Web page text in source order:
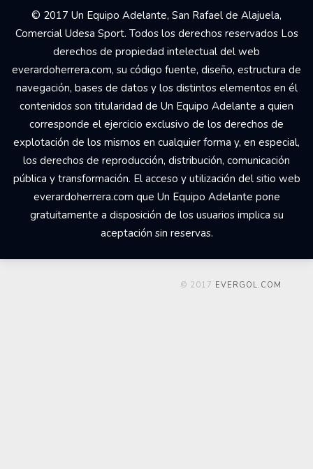
© 2017 Un Equipo Adelante, San Rafael de Alajuela,
Comercial Udesa Sport. Todos los derechos reservados Los
derechos de propiedad intelectual del web
everardoherrera.com, su código fuente, diseño, estructura de
navegación, bases de datos y los distintos elementos en él
contenidos son titularidad de Un Equipo Adelante a quien
corresponde el ejercicio exclusivo de los derechos de
explotación de los mismos en cualquier forma y, en especial,
los derechos de reproducción, distribución, comunicación
pública y transformación. El acceso y utilización del sitio web
everardoherrera.com que Un Equipo Adelante pone
gratuitamente a disposición de los usuarios implica su
aceptación sin reservas.
© 2017 EVERGOL.COM